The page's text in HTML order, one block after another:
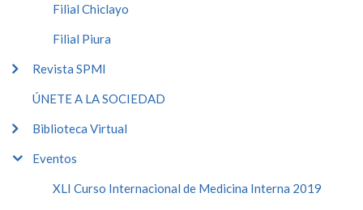
Filial Chiclayo
Filial Piura
Revista SPMI
ÚNETE A LA SOCIEDAD
Biblioteca Virtual
Eventos
XLI Curso Internacional de Medicina Interna 2019